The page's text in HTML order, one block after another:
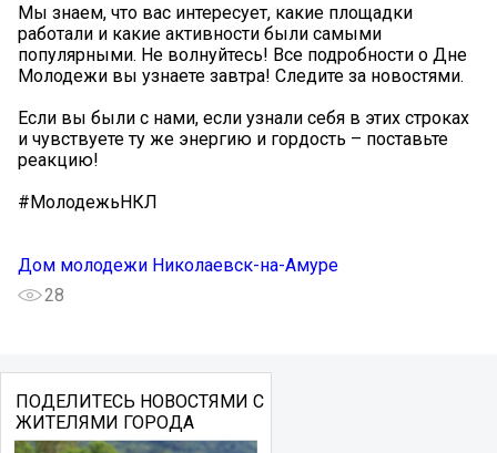
Мы знаем, что вас интересует, какие площадки
работали и какие активности были самыми
популярными. Не волнуйтесь! Все подробности о Дне
Молодежи вы узнаете завтра! Следите за новостями.
Если вы были с нами, если узнали себя в этих строках
и чувствуете ту же энергию и гордость – поставьте
реакцию!️
#МолодежьНКЛ
Дом молодежи Николаевск-на-Амуре
28
ПОДЕЛИТЕСЬ НОВОСТЯМИ С
ЖИТЕЛЯМИ ГОРОДА